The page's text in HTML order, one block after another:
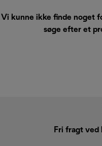
Vi kunne ikke finde noget
søge efter et
Fri fragt ved